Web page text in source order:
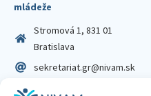
mládeže
Stromová 1, 831 01
Bratislava
sekretariat.gr@nivam.sk
IČO: 00164348